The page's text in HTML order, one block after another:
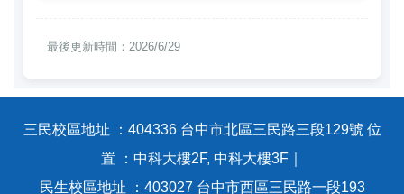
最後更新時間：2026/6/29
三民校區地址 ：404336 台中市北區三民路三段129號 位
置 ：中科大樓2F, 中科大樓3F｜
民生校區地址 ：403027 台中市西區三民路一段193